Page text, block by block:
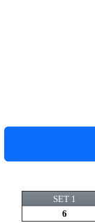
SET 1
6